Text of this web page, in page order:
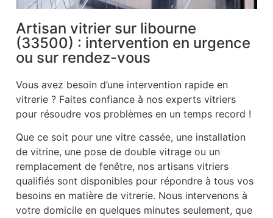
Artisan vitrier sur libourne
(33500) : intervention en urgence
ou sur rendez-vous
Vous avez besoin d’une intervention rapide en
vitrerie ? Faites confiance à nos experts vitriers
pour résoudre vos problèmes en un temps record !
Que ce soit pour une vitre cassée, une installation
de vitrine, une pose de double vitrage ou un
remplacement de fenêtre, nos artisans vitriers
qualifiés sont disponibles pour répondre à tous vos
besoins en matière de vitrerie. Nous intervenons à
votre domicile en quelques minutes seulement, que